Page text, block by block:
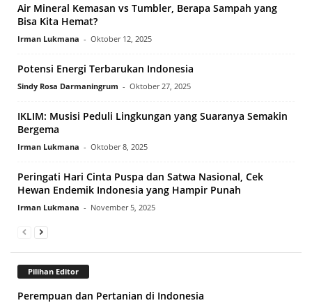
Air Mineral Kemasan vs Tumbler, Berapa Sampah yang
Bisa Kita Hemat?
Irman Lukmana - Oktober 12, 2025
Potensi Energi Terbarukan Indonesia
Sindy Rosa Darmaningrum - Oktober 27, 2025
IKLIM: Musisi Peduli Lingkungan yang Suaranya Semakin
Bergema
Irman Lukmana - Oktober 8, 2025
Peringati Hari Cinta Puspa dan Satwa Nasional, Cek
Hewan Endemik Indonesia yang Hampir Punah
Irman Lukmana - November 5, 2025
Pilihan Editor
Perempuan dan Pertanian di Indonesia